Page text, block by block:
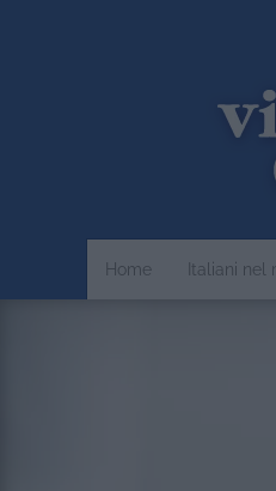
Home Italiani nel